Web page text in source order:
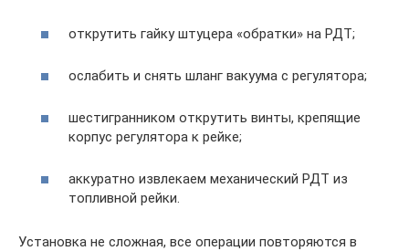
открутить гайку штуцера «обратки» на РДТ;
ослабить и снять шланг вакуума с регулятора;
шестигранником открутить винты, крепящие
корпус регулятора к рейке;
аккуратно извлекаем механический РДТ из
топливной рейки.
Установка не сложная, все операции повторяются в